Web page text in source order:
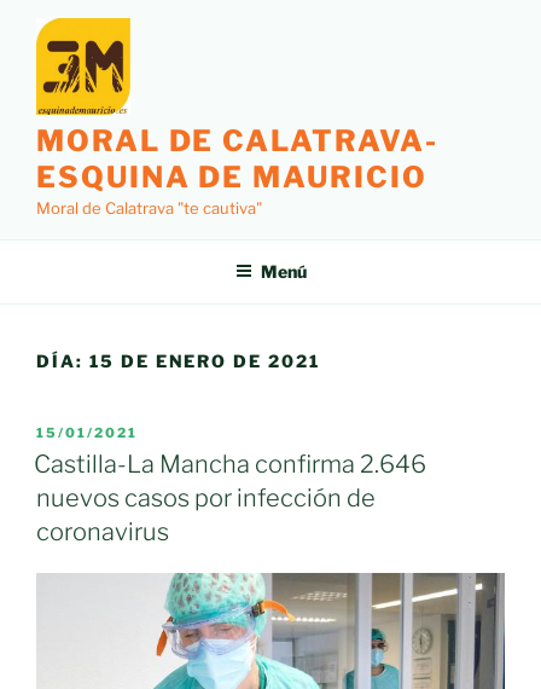
contenido
MORAL DE CALATRAVA-
ESQUINA DE MAURICIO
Moral de Calatrava "te cautiva"
Menú
DÍA: 15 DE ENERO DE 2021
PUBLICADO
EL
15/01/2021
Castilla-La Mancha confirma 2.646
nuevos casos por infección de
coronavirus